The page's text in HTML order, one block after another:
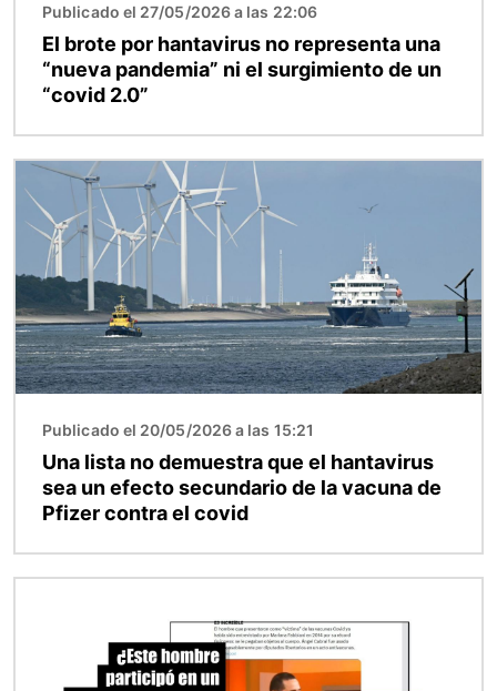
Publicado el 27/05/2026 a las 22:06
El brote por hantavirus no representa una
“nueva pandemia” ni el surgimiento de un
“covid 2.0”
Imagen
Publicado el 20/05/2026 a las 15:21
Una lista no demuestra que el hantavirus
sea un efecto secundario de la vacuna de
Pfizer contra el covid